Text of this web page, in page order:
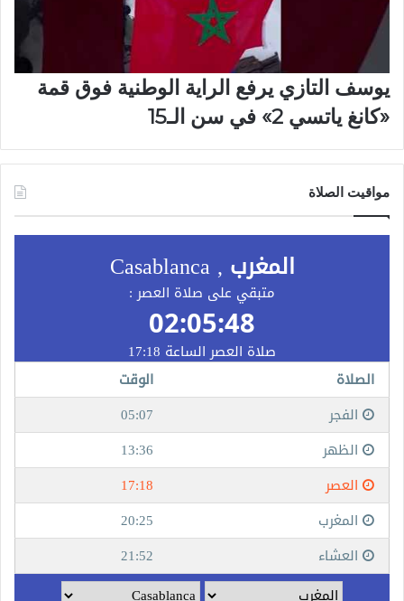
يوسف التازي يرفع الراية الوطنية فوق قمة
«كانغ ياتسي 2» في سن الـ15
مواقيت الصلاة